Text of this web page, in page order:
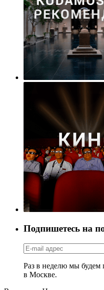
Подпишетесь на
Раз в неделю мы будем
в Москве.